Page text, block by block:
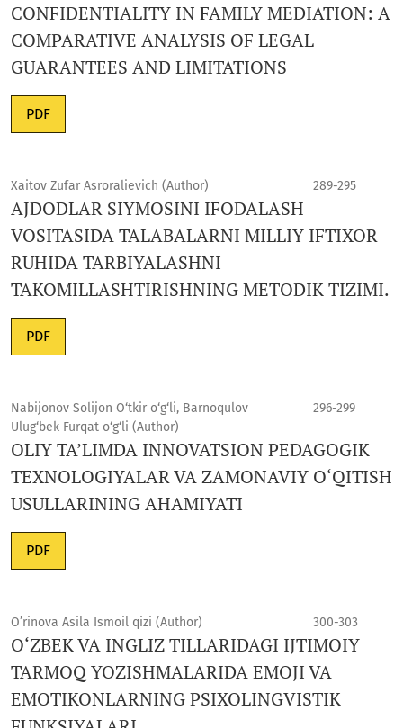
CONFIDENTIALITY IN FAMILY MEDIATION: A
COMPARATIVE ANALYSIS OF LEGAL
GUARANTEES AND LIMITATIONS
PDF
Xaitov Zufar Asroralievich (Author) 289-295
AJDODLAR SIYMOSINI IFODALASH
VOSITASIDA TALABALARNI MILLIY IFTIXOR
RUHIDA TARBIYALASHNI
TAKOMILLASHTIRISHNING METODIK TIZIMI.
PDF
Nabijonov Solijon O‘tkir o‘g‘li, Barnoqulov
Ulug‘bek Furqat o‘g‘li (Author)
296-299
OLIY TA’LIMDA INNOVATSION PEDAGOGIK
TEXNOLOGIYALAR VA ZAMONAVIY O‘QITISH
USULLARINING AHAMIYATI
PDF
O’rinova Asila Ismoil qizi (Author) 300-303
O‘ZBEK VA INGLIZ TILLARIDAGI IJTIMOIY
TARMOQ YOZISHMALARIDA EMOJI VA
EMOTIKONLARNING PSIXOLINGVISTIK